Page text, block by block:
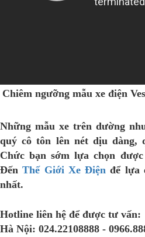
Chiêm ngưỡng mẫu xe điện
Những mẫu xe trên dường
quý cô tôn lên nét dịu dàng,
Chức bạn sớm lựa chọn
ĐếnThế Giới Xe Điện để lựa
nhất.
Hotline liên hệ để được tư vấn:
Hà Nội: 024.22108888 -